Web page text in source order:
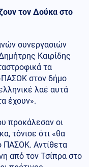
τον Δούκα στο
συνεργασιών
Καιρίδης
τα
ΠΑΣΟΚ στον δήμο
λαέ αυτά
έχουν».
προκάλεσαν οι
τόνισε ότι «θα
ΠΑΣΟΚ. Αντίθετα
από τον Τσίπρα στο